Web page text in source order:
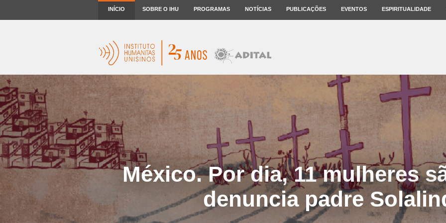
INÍCIO SOBRE O IHU PROGRAMAS NOTÍCIAS PUBLICAÇÕES EVENTOS ESPIRITUALIDADE
México. Por dia, 11 mulheres
denuncia padre